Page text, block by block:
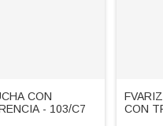
CON
- 103/C7
CON